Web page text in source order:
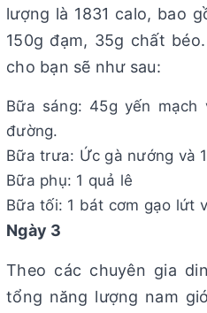
lượng là 1831 calo, bao
150g đạm, 35g chất
cho bạn sẽ như sau:
Bữa sáng: 45g yến mạch
đường.
Bữa trưa: Ức gà nướng và
Bữa phụ: 1 quả lê
Bữa tối: 1 bát cơm gạo lứt
Ngày 3
Theo các chuyên gia
tổng năng lượng nam